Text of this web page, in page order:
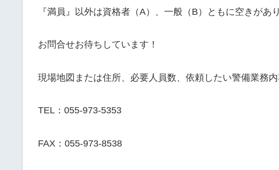
『満員』以外は資格者（A）、一般（B）ともに空きがあ
お問合せお待ちしています！
現場地図または住所、必要人員数、依頼したい警備業務
TEL：055-973-5353
FAX：055-973-8538